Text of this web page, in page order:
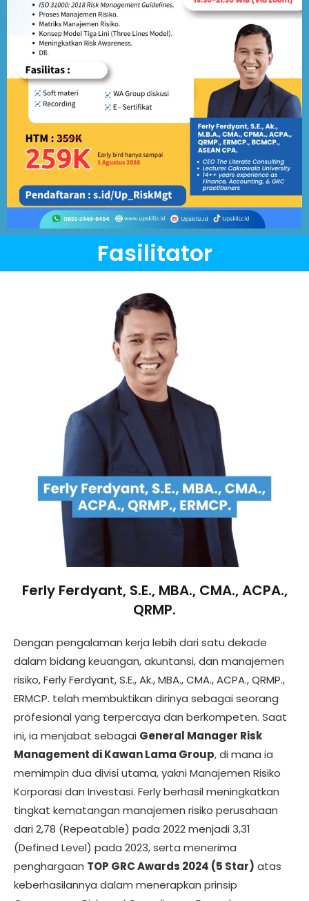
Fasilitator
Ferly Ferdyant, S.E., MBA., CMA., ACPA.,
QRMP.
Dengan pengalaman kerja lebih dari satu dekade
dalam bidang keuangan, akuntansi, dan manajemen
risiko, Ferly Ferdyant, S.E., Ak., MBA., CMA., ACPA., QRMP.,
ERMCP. telah membuktikan dirinya sebagai seorang
profesional yang terpercaya dan berkompeten. Saat
ini, ia menjabat sebagai General Manager Risk
Management di Kawan Lama Group, di mana ia
memimpin dua divisi utama, yakni Manajemen Risiko
Korporasi dan Investasi. Ferly berhasil meningkatkan
tingkat kematangan manajemen risiko perusahaan
dari 2,78 (Repeatable) pada 2022 menjadi 3,31
(Defined Level) pada 2023, serta menerima
penghargaan TOP GRC Awards 2024 (5 Star) atas
keberhasilannya dalam menerapkan prinsip